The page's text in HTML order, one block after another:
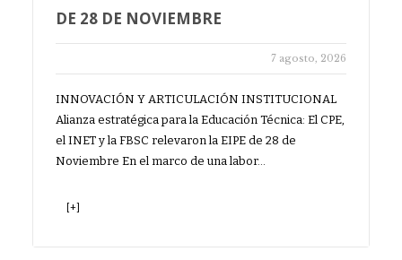
DE 28 DE NOVIEMBRE
7 agosto, 2026
INNOVACIÓN Y ARTICULACIÓN INSTITUCIONAL
Alianza estratégica para la Educación Técnica: El CPE,
el INET y la FBSC relevaron la EIPE de 28 de
Noviembre En el marco de una labor…
[+]